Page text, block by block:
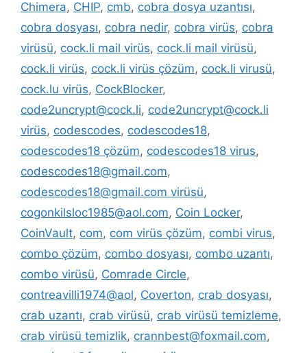
Chimera, CHIP, cmb, cobra dosya uzantısı,
cobra dosyası, cobra nedir, cobra virüs, cobra
virüsü, cock.li mail virüs, cock.li mail virüsü,
cock.li virüs, cock.li virüs çözüm, cock.li virusü,
cock.lu virüs, CockBlocker,
code2uncrypt@cock.li, code2uncrypt@cock.li
virüs, codescodes, codescodes18,
codescodes18 çözüm, codescodes18 virus,
codescodes18@gmail.com,
codescodes18@gmail.com virüsü,
cogonkilsloc1985@aol.com, Coin Locker,
CoinVault, com, com virüs çözüm, combi virus,
combo çözüm, combo dosyası, combo uzantı,
combo virüsü, Comrade Circle,
contreavilli1974@aol, Coverton, crab dosyası,
crab uzantı, crab virüsü, crab virüsü temizleme,
crab virüsü temizlik, crannbest@foxmail.com,